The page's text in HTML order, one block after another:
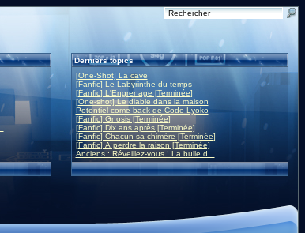
Derniers topics
[One-Shot] La cave
[Fanfic] Le Labyrinthe du temps
[Fanfic] L'Engrenage [Terminée]
[One-shot] Le diable dans la maison
Potentiel come back de Code Lyoko
[Fanfic] Gnosis [Terminée]
[Fanfic] Dix ans après [Terminée]
[Fanfic] Chacun sa chimère [Terminée]
[Fanfic] À perdre la raison [Terminée]
Anciens : Réveillez-vous ! La bulle d...